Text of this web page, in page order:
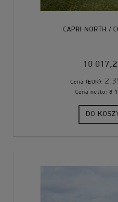
CAPRI NORTH /
10
Cena (EUR): 2
Cena netto: 8
DO